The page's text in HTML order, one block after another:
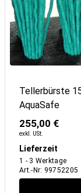
Tellerbürste
AquaSafe
255,00 €
exkl. USt.
Lieferzeit
1 - 3 Werktage
Art.-Nr: 99752205